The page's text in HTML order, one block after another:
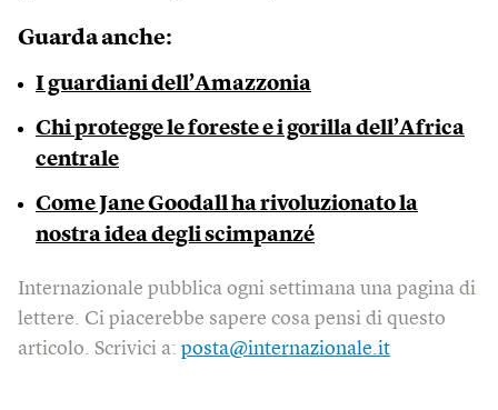
Guarda anche:
I guardiani dell’Amazzonia
Chi protegge le foreste e i gorilla dell’Africa
centrale
Come Jane Goodall ha rivoluzionato la
nostra idea degli scimpanzé
Internazionale pubblica ogni settimana una pagina di
lettere. Ci piacerebbe sapere cosa pensi di questo
articolo. Scrivici a: posta@internazionale.it